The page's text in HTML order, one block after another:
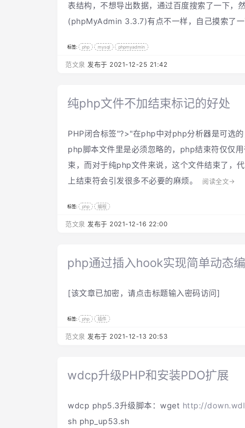
表结构，不想导出数据，通过百度搜索了一下，
(phpMyAdmin 3.3.7)有点不一样，自己摸索了一
标签: php mysql phpmyadmin
范文泉 发布于 2021-12-25 21:42
纯php文件不加结束标记的好处
PHP闭合标签"?>"在php中对php分析器是可选
php脚本文件里是必须忽略的，php结束符仅仅
束，而对于纯php文件来说，这个文件结束了，
上结束符会引发很多不必要的麻烦。
阅读全文→
标签: php 编程
范文泉 发布于 2021-12-16 22:00
php通过插入hook实现简单动态
[该文章已加密，请点击标题输入密码访问]
标签: php 插件
范文泉 发布于 2021-12-13 20:53
wdcp升级PHP和安装PDO扩展
wdcp php5.3升级脚本：wget http://
sh php_up53.sh